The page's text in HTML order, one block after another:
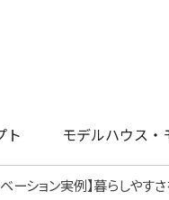
ト モデルハウス・
ベーション実例】暮らしや